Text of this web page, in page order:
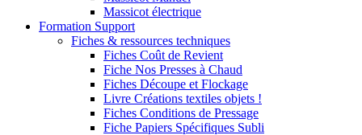
Massicot électrique
Formation Support
Fiches & ressources techniques
Fiches Coût de Revient
Fiche Nos Presses à Chaud
Fiches Découpe et Flockage
Livre Créations textiles objets !
Fiches Conditions de Pressage
Fiche Papiers Spécifiques Subli